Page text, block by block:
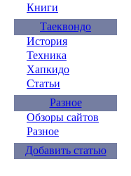
Книги
Таеквондо
История
Техника
Хапкидо
Статьи
Разное
Обзоры сайтов
Разное
Добавить статью